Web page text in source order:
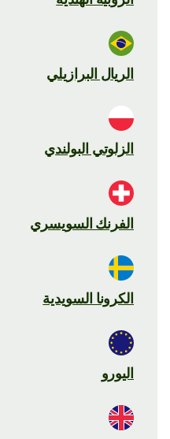
الريال البرازيلي
الزلوتي البولندي
الفرنك السويسري
الكرونا السويدية
اليورو